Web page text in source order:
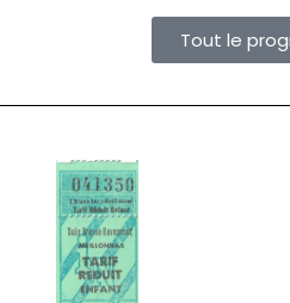
Tout le